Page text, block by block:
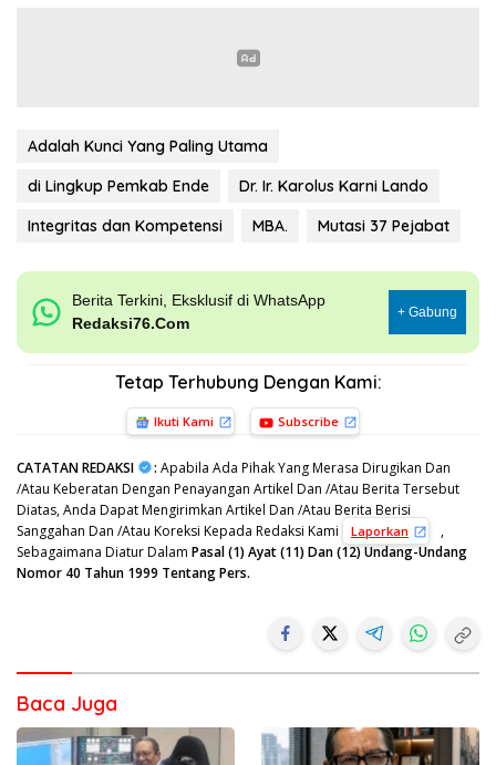
Adalah Kunci Yang Paling Utama
di Lingkup Pemkab Ende
Dr. Ir. Karolus Karni Lando
Integritas dan Kompetensi
MBA. Mutasi 37 Pejabat
Berita Terkini, Eksklusif di WhatsApp
Redaksi76.Com
+ Gabung
Tetap Terhubung Dengan Kami:
Ikuti Kami Subscribe
CATATAN REDAKSI : Apabila Ada Pihak Yang Merasa Dirugikan Dan
/Atau Keberatan Dengan Penayangan Artikel Dan /Atau Berita Tersebut
Diatas, Anda Dapat Mengirimkan Artikel Dan /Atau Berita Berisi
Sanggahan Dan /Atau Koreksi Kepada Redaksi Kami
Laporkan
,
Sebagaimana Diatur Dalam Pasal (1) Ayat (11) Dan (12) Undang-Undang
Nomor 40 Tahun 1999 Tentang Pers.
Baca Juga